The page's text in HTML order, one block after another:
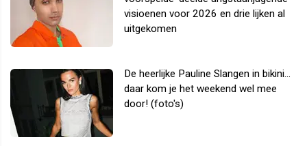
visioenen voor 2026 en drie lijken al
uitgekomen
De heerlijke Pauline Slangen in bikini...
daar kom je het weekend wel mee
door! (foto's)